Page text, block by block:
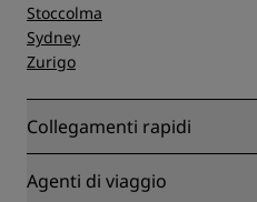
Stoccolma
Sydney
Zurigo
Collegamenti rapidi
Radisson Rewards
Agenti di viaggio